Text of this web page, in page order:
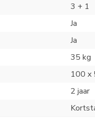
3 + 1
Ja
Ja
35 kg
100 x
2 jaar